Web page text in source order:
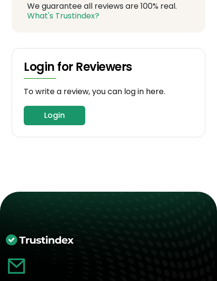
We guarantee all reviews are 100% real.
What's Trustindex?
Login for Reviewers
To write a review, you can log in here.
Login